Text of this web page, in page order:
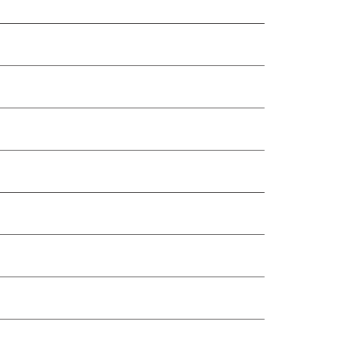
kattavat kodinkoneet, tyylikkäät
pieneen asuntoon. Kylpyhuoneen
kokonaisuutta. Säilytystilaa kodin
sekä yhtiön tiloissa sijaitseva
sekä monipuoliset
asukkaille rauhaa, palveluita sekä
sekä persoonallinen koti, joka tarjoaa
elämään. Kokonaisuus, jossa on
sijaitsee rakennuksen 5. kerroksessa,
yhteisessä käytössä olevat tilat. Yhtiössä
oleva talosauna ja upeat oleskelutilat
Pirkkalan Keskuspysäköinti Oy:n